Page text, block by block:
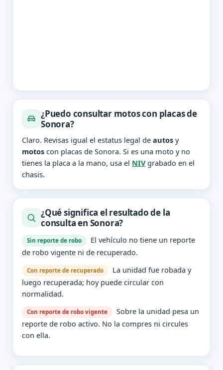
¿Puedo consultar motos con placas de
Sonora?
Claro. Revisas igual el estatus legal de autos y
motos con placas de Sonora. Si es una moto y no
tienes la placa a la mano, usa el NIVgrabado en el
chasis.
¿Qué significa el resultado de la
consulta en Sonora?
Sin reporte de robo
El vehículo no tiene un reporte
de robo vigente ni de recuperado.
Con reporte de recuperado
La unidad fue robada y
luego recuperada; hoy puede circular con
normalidad.
Con reporte de robo vigente
Sobre la unidad pesa un
reporte de robo activo. No la compres ni circules
con ella.